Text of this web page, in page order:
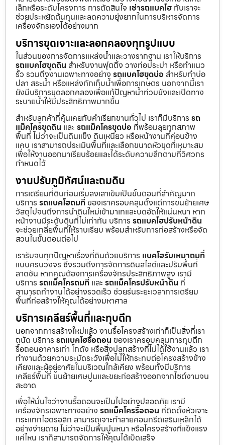
เล็กหรือระดับโครงการ การตัดสินใจ เช่ารถแบคโฮ กับเราจะ
ช่วยประหยัดต้นทุนและลดความยุ่งยากในการบริหารจัดการ
เครื่องจักรเองได้อย่างมาก
บริการขุดเจาะและลอกคลองทุกรูปแบบ
ในส่วนของการจัดการแหล่งน้ำและวางรากฐาน เราให้บริการ
รถแบคโฮขุดดิน สำหรับงานฟุตติ้ง วางท่อประปา หรือทำแนว
รั้ว รวมถึงงานเฉพาะทางอย่าง รถแบคโฮขุดบ่อ สำหรับทำบ่อ
ปลา สระน้ำ หรือแหล่งกักเก็บน้ำเพื่อการเกษตร นอกจากนี้เรา
ยังมีบริการขุดลอกคลองเพื่อแก้ปัญหาน้ำท่วมขังและเปิดทาง
ระบายน้ำให้มีประสิทธิภาพมากขึ้น
สำหรับลูกค้าที่คุ้นเคยกับคำเรียกขานทั่วไป เราก็มีบริการ รถ
แม็คโครขุดดิน และ รถแม็คโครขุดบ่อ ที่พร้อมลุยทุกสภาพ
พื้นที่ ไม่ว่าจะเป็นดินแข็ง ดินเหนียว หรือหน้างานที่ค่อนข้าง
แคบ เราสามารถประเมินพื้นที่และเลือกขนาดหัวขุดที่เหมาะสม
เพื่อให้งานออกมาเรียบร้อยและได้ระดับความลึกตามที่วิศวกร
กำหนดไว้
งานปรับภูมิทัศน์และถมดิน
การเตรียมที่ดินก่อนเริ่มลงเสาเข็มเป็นขั้นตอนที่สำคัญมาก
บริการ รถแบคโฮถมที่ ของเราครอบคลุมตั้งแต่การขนย้ายเศษ
วัสดุไปจนถึงการนำดินใหม่เข้ามาเทและบดอัดให้แน่นหนา หาก
หน้างานมีระดับดินที่ไม่เท่ากัน บริการ รถแบคโฮปรับหน้าดิน
จะช่วยเกลี่ยพื้นที่ให้ราบเรียบ พร้อมสำหรับการก่อสร้างหรือจัด
สวนในขั้นตอนต่อไป
เรารับจบทุกปัญหาเรื่องที่ดินด้วยบริการ แบคโฮรับเหมาถมที่
แบบครบวงจร ซึ่งรวมถึงการจัดการดินสไลด์และปรับพื้นที่
ลาดชัน หากคุณต้องการเครื่องจักรประสิทธิภาพสูง เรามี
บริการ รถแม็คโครถมที่ และ รถแม็คโครปรับหน้าดิน ที่
สามารถทำงานได้อย่างรวดเร็ว ช่วยร่นระยะเวลาการเตรียม
พื้นที่ก่อสร้างให้คุณได้อย่างมหาศาล
บริการเคลียร์พื้นที่และทุบตึก
นอกจากการสร้างใหม่แล้ว งานรื้อโครงสร้างเก่าก็เป็นสิ่งที่เรา
ถนัด บริการ รถแบคโฮรื้อถอน ของเราครอบคลุมการทุบตึก
รื้อถอนอาคารเก่า โกดัง หรือสิ่งปลูกสร้างที่ไม่ได้ใช้งานแล้ว เรา
ทำงานด้วยความระมัดระวังเพื่อไม่ให้กระทบต่อโครงสร้างข้าง
เคียงและผู้อยู่อาศัยในบริเวณใกล้เคียง พร้อมทั้งมีบริการ
เคลียร์พื้นที่ ขนย้ายเศษปูนและขยะก่อสร้างออกจากไซต์งานจน
สะอาด
เพื่อให้มั่นใจว่างานรื้อถอนจะเป็นไปอย่างปลอดภัย เรามี
เครื่องจักรเฉพาะทางอย่าง รถแม็คโครรื้อถอน ที่ติดตั้งหัวเจาะ
กระแทกไฮดรอลิก สามารถเจาะทำลายคอนกรีตเสริมเหล็กได้
อย่างง่ายดาย ไม่ว่าจะเป็นพื้นปูนหนา หรือโครงสร้างที่แข็งแรง
แค่ไหน เราก็สามารถจัดการให้คุณได้เบ็ดเสร็จ